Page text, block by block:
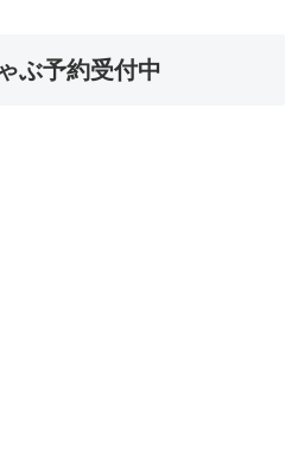
ぶ予約受付中